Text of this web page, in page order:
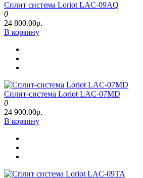
Сплит система Loriot LAC-09AQ
0
24 800.00р.
В корзину
Сплит-система Loriot LAC-07MD
0
24 900.00р.
В корзину